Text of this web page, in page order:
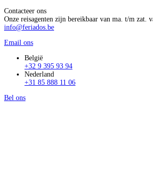
Contacteer ons
Onze reisagenten zijn bereikbaar van ma. t/m zat.
info@feriados.be
Email ons
België
+32 9 395 93 94
Nederland
+31 85 888 11 06
Bel ons